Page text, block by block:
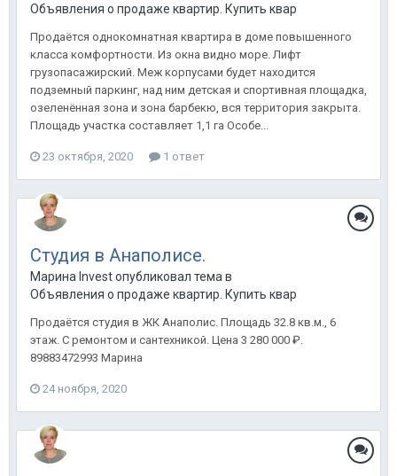
Объявления о продаже квартир. Купить квартиру в Анапе.
Продаётся однокомнатная квартира в доме повышенного
класса комфортности. Из окна видно море. Лифт
грузопасажирский. Меж корпусами будет находится
подземный паркинг, над ним детская и спортивная площадка,
озеленённая зона и зона барбекю, вся территория закрыта.
Площадь участка составляет 1,1 га Особе...
23 октября, 2020 1 ответ
Студия в Анаполисе.
Марина Invest опубликовал тема в
Объявления о продаже квартир. Купить квартиру в Анапе.
Продаётся студия в ЖК Анаполис. Площадь 32.8 кв.м., 6
этаж. С ремонтом и сантехникой. Цена 3 280 000 ₽.
89883472993 Марина
24 ноября, 2020